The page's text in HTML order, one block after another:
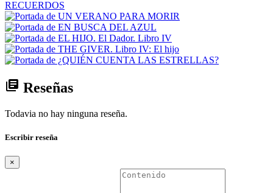
library_books Reseñas
Todavia no hay ninguna reseña.
Escribir reseña
×